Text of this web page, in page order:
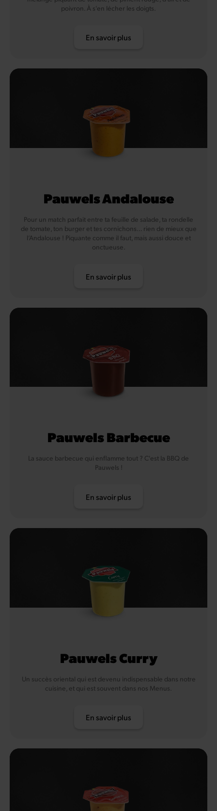
poivron. À s'en lécher les doigts.
En savoir plus
Pauwels Andalouse
Pour un match parfait entre ta feuille de salade, ta rondelle
de tomate, ton burger et tes cornichons… rien de mieux que
l’Andalouse ! Piquante comme il faut, mais aussi douce et
onctueuse.
En savoir plus
Pauwels Barbecue
La sauce barbecue qui enflamme tout ? C'est la BBQ de
Pauwels !
En savoir plus
Pauwels Curry
Un succès oriental qui est devenu indispensable dans notre
cuisine, et qui est souvent dans nos Menus.
En savoir plus